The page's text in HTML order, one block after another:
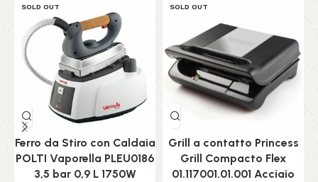
SOLD OUT
Ferro da Stiro con Caldaia
POLTI Vaporella PLEU0186
3,5 bar 0,9 L 1750W
SOLD OUT
Grill a contatto Princess
Grill Compacto Flex
01.117001.01.001 Acciaio